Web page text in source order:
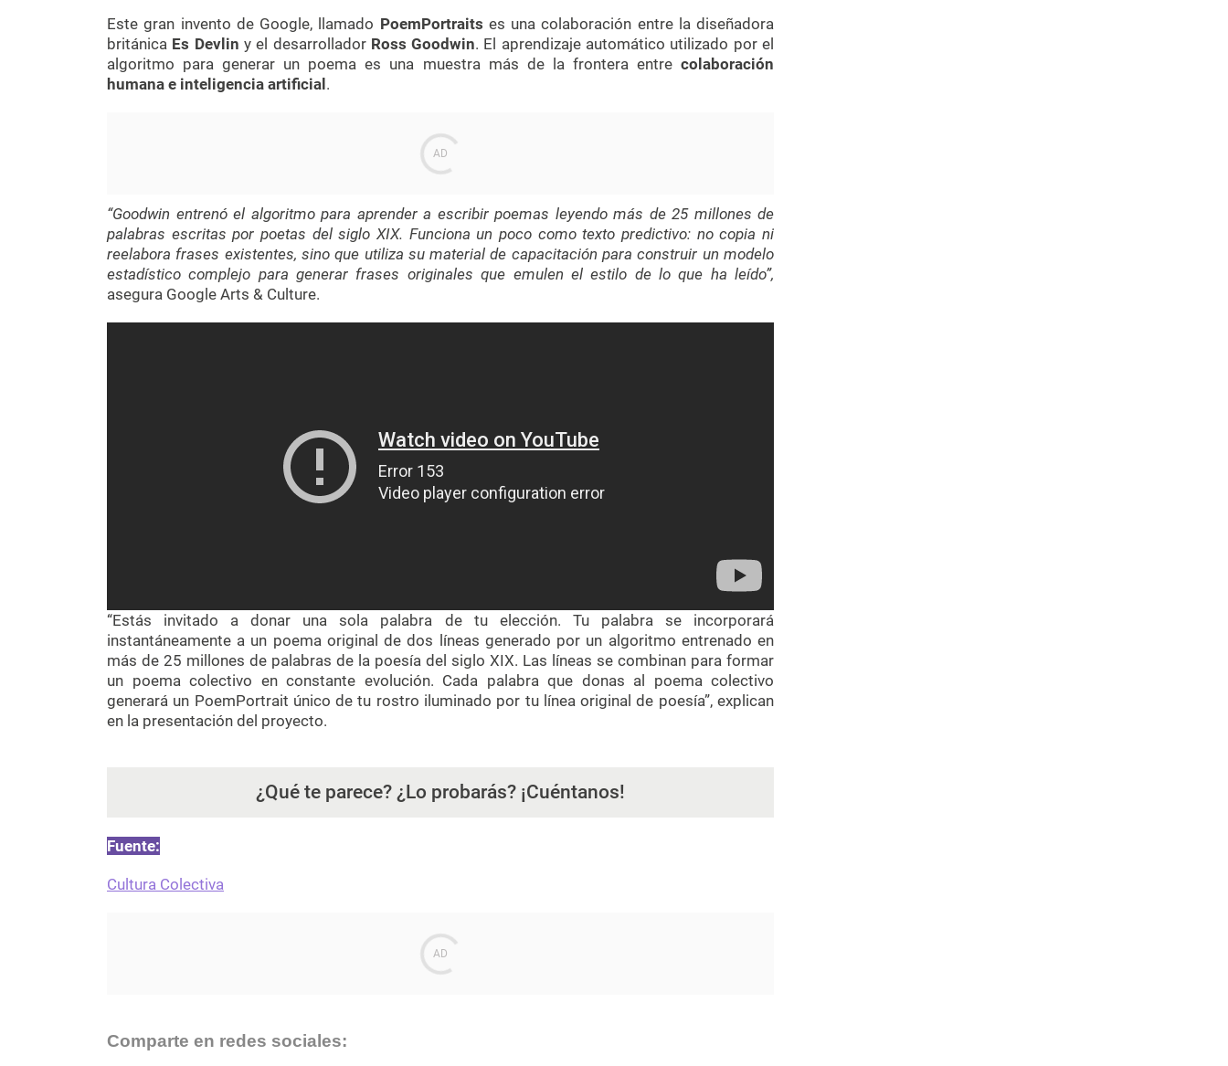
Este gran invento de Google, llamado PoemPortraits es una colaboración entre la diseñadora
británica Es Devlin y el desarrollador Ross Goodwin. El aprendizaje automático utilizado por el
algoritmo para generar un poema es una muestra más de la frontera entre colaboración
humana e inteligencia artificial .
“Goodwin entrenó el algoritmo para aprender a escribir poemas leyendo más de 25 millones de
palabras escritas por poetas del siglo XIX. Funciona un poco como texto predictivo: no copia ni
reelabora frases existentes, sino que utiliza su material de capacitación para construir un modelo
estadístico complejo para generar frases originales que emulen el estilo de lo que ha leído”,
asegura Google Arts & Culture.
“Estás invitado a donar una sola palabra de tu elección. Tu palabra se incorporará
instantáneamente a un poema original de dos líneas generado por un algoritmo entrenado en
más de 25 millones de palabras de la poesía del siglo XIX. Las líneas se combinan para formar
un poema colectivo en constante evolución. Cada palabra que donas al poema colectivo
generará un PoemPortrait único de tu rostro iluminado por tu línea original de poesía”, explican
en la presentación del proyecto.
¿Qué te parece? ¿Lo probarás? ¡Cuéntanos!
Fuente:
Cultura Colectiva
Comparte en redes sociales: